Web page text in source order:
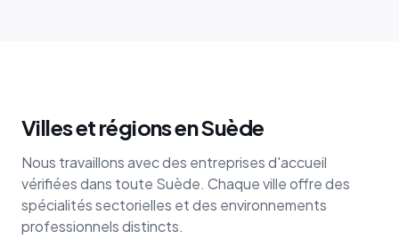
Villes et régions en Suède
Nous travaillons avec des entreprises d'accueil
vérifiées dans toute Suède. Chaque ville offre des
spécialités sectorielles et des environnements
professionnels distincts.